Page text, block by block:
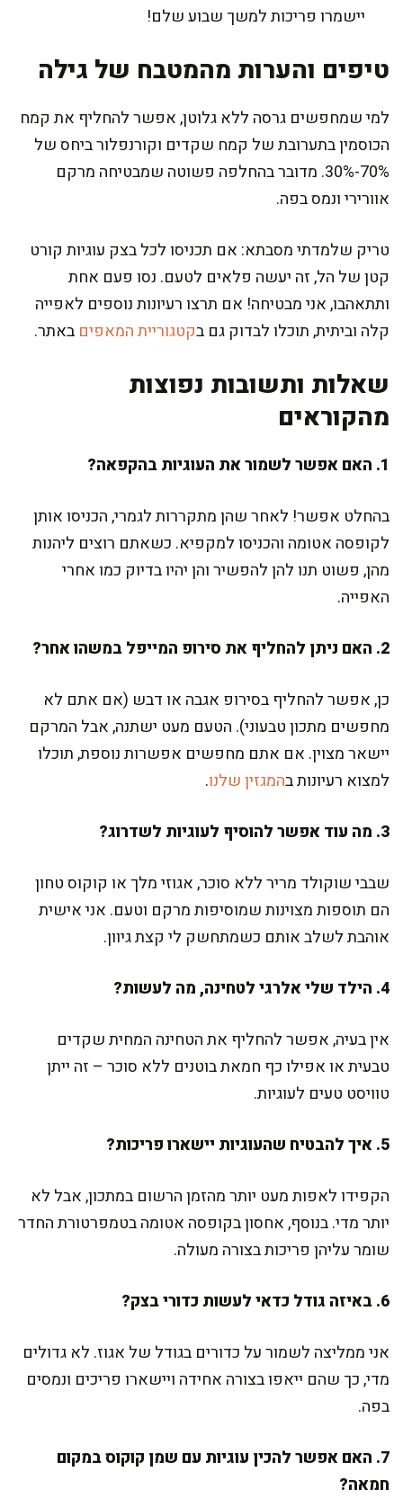
יישמרו פריכות למשך שבוע שלם!
טיפים והערות מהמטבח של גילה
למי שמחפשים גרסה ללא גלוטן, אפשר להחליף את קמח
הכוסמין בתערובת של קמח שקדים וקורנפלור ביחס של
70%-30%. מדובר בהחלפה פשוטה שמבטיחה מרקם
אוורירי ונמס בפה.
טריק שלמדתי מסבתא: אם תכניסו לכל בצק עוגיות קורט
קטן של הל, זה יעשה פלאים לטעם. נסו פעם אחת
ותתאהבו, אני מבטיחה! אם תרצו רעיונות נוספים לאפייה
קלה וביתית, תוכלו לבדוק גם בקטגוריית המאפים באתר.
שאלות ותשובות נפוצות
מהקוראים
1. האם אפשר לשמור את העוגיות בהקפאה?
בהחלט אפשר! לאחר שהן מתקררות לגמרי, הכניסו אותן
לקופסה אטומה והכניסו למקפיא. כשאתם רוצים ליהנות
מהן, פשוט תנו להן להפשיר והן יהיו בדיוק כמו אחרי
האפייה.
2. האם ניתן להחליף את סירופ המייפל במשהו אחר?
כן, אפשר להחליף בסירופ אגבה או דבש (אם אתם לא
מחפשים מתכון טבעוני). הטעם מעט ישתנה, אבל המרקם
יישאר מצוין. אם אתם מחפשים אפשרות נוספת, תוכלו
למצוא רעיונות בהמגזין שלנו.
3. מה עוד אפשר להוסיף לעוגיות לשדרוג?
שבבי שוקולד מריר ללא סוכר, אגוזי מלך או קוקוס טחון
הם תוספות מצוינות שמוסיפות מרקם וטעם. אני אישית
אוהבת לשלב אותם כשמתחשק לי קצת גיוון.
4. הילד שלי אלרגי לטחינה, מה לעשות?
אין בעיה, אפשר להחליף את הטחינה המחית שקדים
טבעית או אפילו כף חמאת בוטנים ללא סוכר – זה ייתן
טוויסט טעים לעוגיות.
5. איך להבטיח שהעוגיות יישארו פריכות?
הקפידו לאפות מעט יותר מהזמן הרשום במתכון, אבל לא
יותר מדי. בנוסף, אחסון בקופסה אטומה בטמפרטורת החדר
שומר עליהן פריכות בצורה מעולה.
6. באיזה גודל כדאי לעשות כדורי בצק?
אני ממליצה לשמור על כדורים בגודל של אגוז. לא גדולים
מדי, כך שהם ייאפו בצורה אחידה ויישארו פריכים ונמסים
בפה.
7. האם אפשר להכין עוגיות עם שמן קוקוס במקום
חמאה?